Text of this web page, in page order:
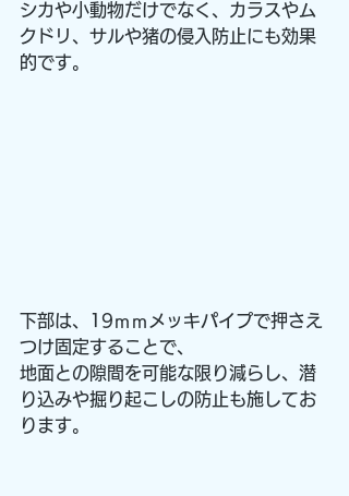
シカや小動物だけでなく、カラスやム
クドリ、サルや猪の侵入防止にも効果
的です。
下部は、19ｍｍメッキパイプで押さえ
つけ固定することで、
地面との隙間を可能な限り減らし、潜
り込みや掘り起こしの防止も施してお
ります。